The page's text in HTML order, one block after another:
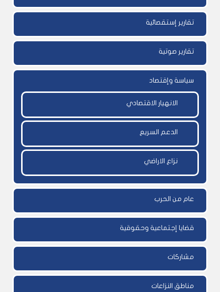
تقارير إستقصائية
تقارير صوتية
سياسة وإقتصاد
الانهيار الاقتصادي
الدعم السريع
نزاع الاراضي
عام من الحرب
قضايا إجتماعية وحقوقية
مشاركات
مناطق النزاعات